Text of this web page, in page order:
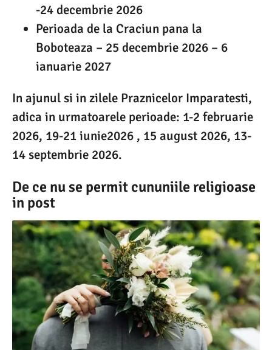
-24 decembrie 2026
Perioada de la Craciun pana la
Boboteaza – 25 decembrie 2026 – 6
ianuarie 2027
In ajunul si in zilele Praznicelor Imparatesti,
adica in urmatoarele perioade: 1-2 februarie
2026, 19-21 iunie2026 , 15 august 2026, 13-
14 septembrie 2026.
De ce nu se permit cununiile religioase
in post